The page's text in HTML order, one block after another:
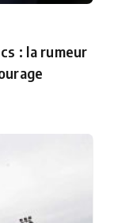
: la rumeur